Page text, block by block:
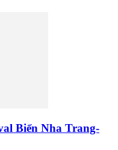
Biển Nha Trang-